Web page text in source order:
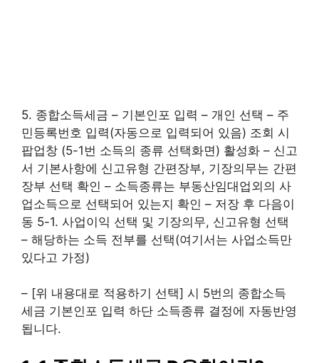
5. 종합소득세금 – 기본인포 입력 – 개인 선택 – 주
민등록번호 입력(자동으로 입력되어 있음) 조회 시
팝업창 (5-1번 소득의 종류 선택화면) 활성화 – 신고
서 기본사항에 신고유형 간편장부, 기장의무는 간편
장부 선택 확인 – 소득종류는 부동산임대업외의 사
업소득으로 선택되어 있는지 확인 – 저장 후 다음이
동 5-1. 사업이익 선택 및 기장의무, 신고유형 선택
– 해당하는 소득 전부를 선택(여기서는 사업소득만
있다고 가정)
– [위 내용대로 적용하기 선택] 시 5번의 종합소득
세금 기본인포 입력 하단 소득종류 결정에 자동반영
됩니다.